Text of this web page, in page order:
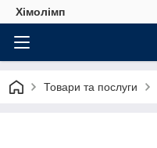
Хімолімп
Товари та послуги